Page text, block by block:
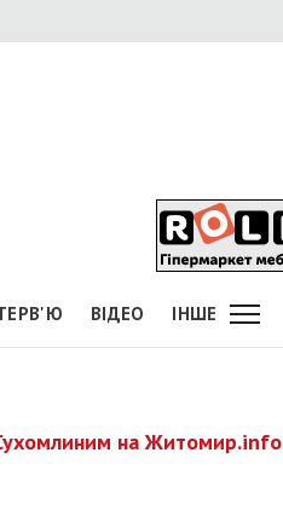
ВІДЕО ІНШЕ
на Житомир.info